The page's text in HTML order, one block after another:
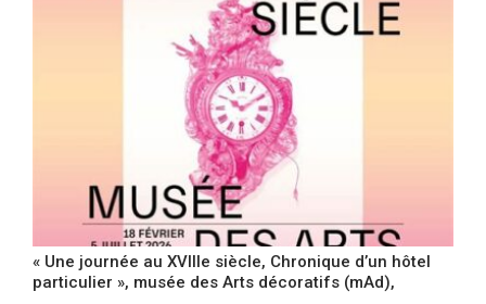
« Une journée au XVIIIe siècle, Chronique d’un hôtel
particulier », musée des Arts décoratifs (mAd),